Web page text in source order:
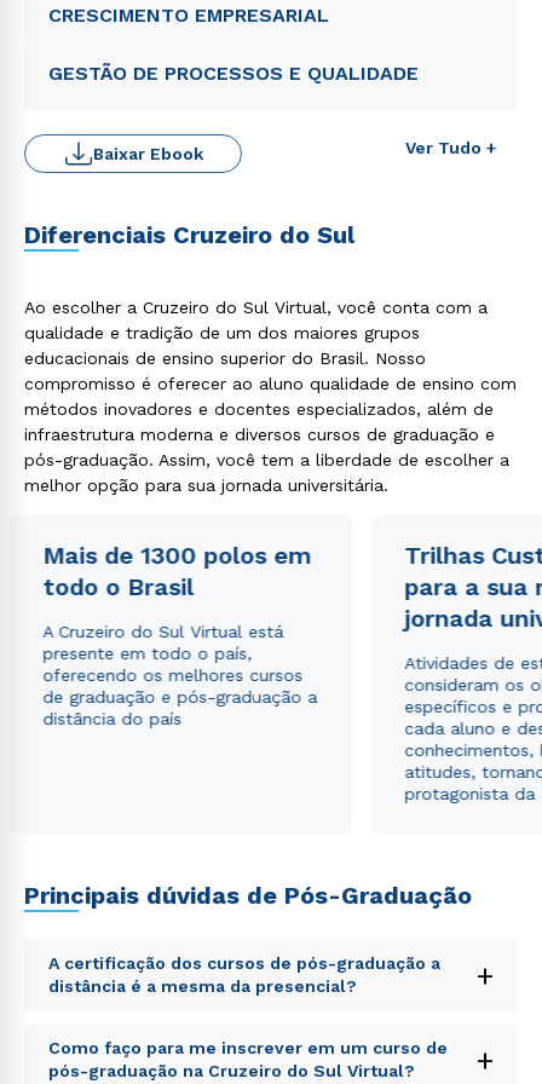
CRESCIMENTO EMPRESARIAL
GESTÃO DE PROCESSOS E QUALIDADE
Ver Tudo +
Baixar Ebook
Diferenciais Cruzeiro do Sul
Ao escolher a Cruzeiro do Sul Virtual, você conta com a
qualidade e tradição de um dos maiores grupos
educacionais de ensino superior do Brasil. Nosso
compromisso é oferecer ao aluno qualidade de ensino com
métodos inovadores e docentes especializados, além de
infraestrutura moderna e diversos cursos de graduação e
pós-graduação. Assim, você tem a liberdade de escolher a
melhor opção para sua jornada universitária.
Mais de 1300 polos em
todo o Brasil
A Cruzeiro do Sul Virtual está
presente em todo o país,
oferecendo os melhores cursos
de graduação e pós-graduação a
distância do país
Trilhas
para a sua
jornada
Atividades de
consideram os
específicos e
cada aluno e
conhecimentos,
atitudes,
protagonista da
Principais dúvidas de Pós-Graduação
A certificação dos cursos de pós-graduação a
distância é a mesma da presencial?
+
Sed ut perspiciatis unde omnis iste natus error sit
voluptatem accusantium doloremque laudantium,
Como faço para me inscrever em um curso de
pós-graduação na Cruzeiro do Sul Virtual?
+
Rápido e fácil
ou
Estou de acordo com a Política de Privacidade.e
autorizo que meus dados sejam utilizados para o
envio de conteúdos da Cruzeiro do Sul.